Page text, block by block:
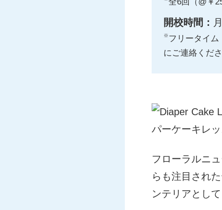
開校時間：
※フリータイ
にご連絡くだ
フローラルニ
らも注目され
ンテリアとし